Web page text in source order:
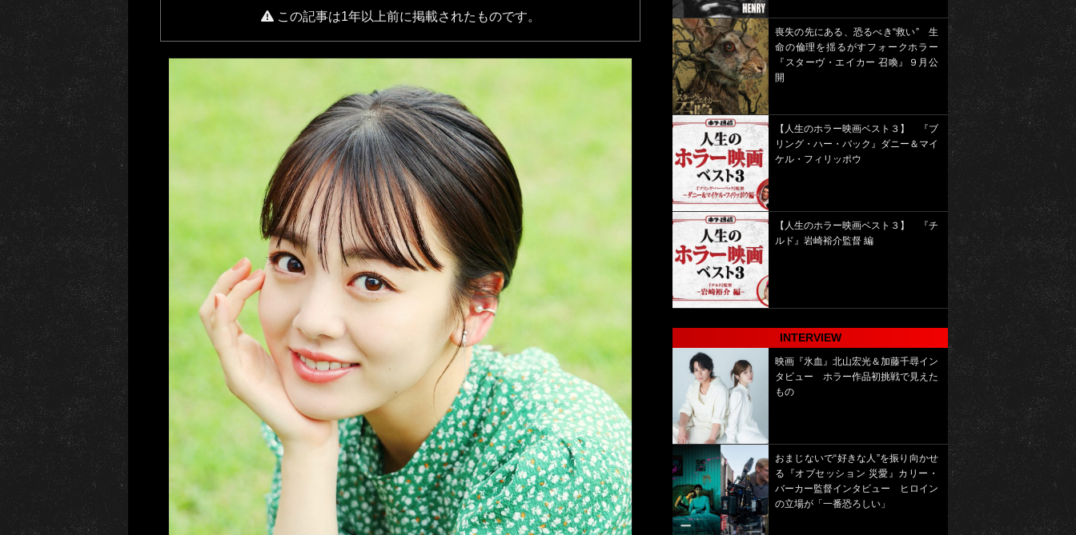
この記事は1年以上前に掲載されたものです。
喪失の先にある、恐るべき“救い” 生
命の倫理を揺るがすフォークホラー
『スターヴ・エイカー 召喚』９月公
開
【人生のホラー映画ベスト３】 『ブ
リング・ハー・バック』ダニー＆マイ
ケル・フィリッポウ
【人生のホラー映画ベスト３】 『チ
ルド』岩崎裕介監督 編
INTERVIEW
映画『氷血』北山宏光＆加藤千尋イン
タビュー ホラー作品初挑戦で見えた
もの
おまじないで“好きな人”を振り向かせ
る『オブセッション 災愛』カリー・
バーカー監督インタビュー ヒロイン
の立場が「一番恐ろしい」